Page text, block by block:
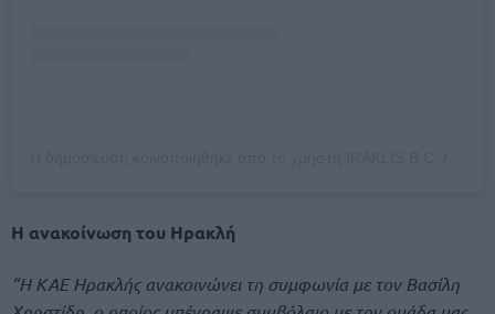
Η ανακοίνωση του Ηρακλή
“Η ΚΑΕ Ηρακλής ανακοινώνει τη συμφωνία με τον Βασίλη